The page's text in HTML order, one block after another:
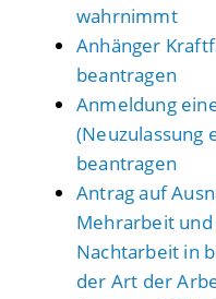
wahrnimmt
Anhänger
beantragen
Anmeldung
(Neuzulassung
beantragen
Antrag auf
Mehrarbeit
Nachtarbeit in
der Art der